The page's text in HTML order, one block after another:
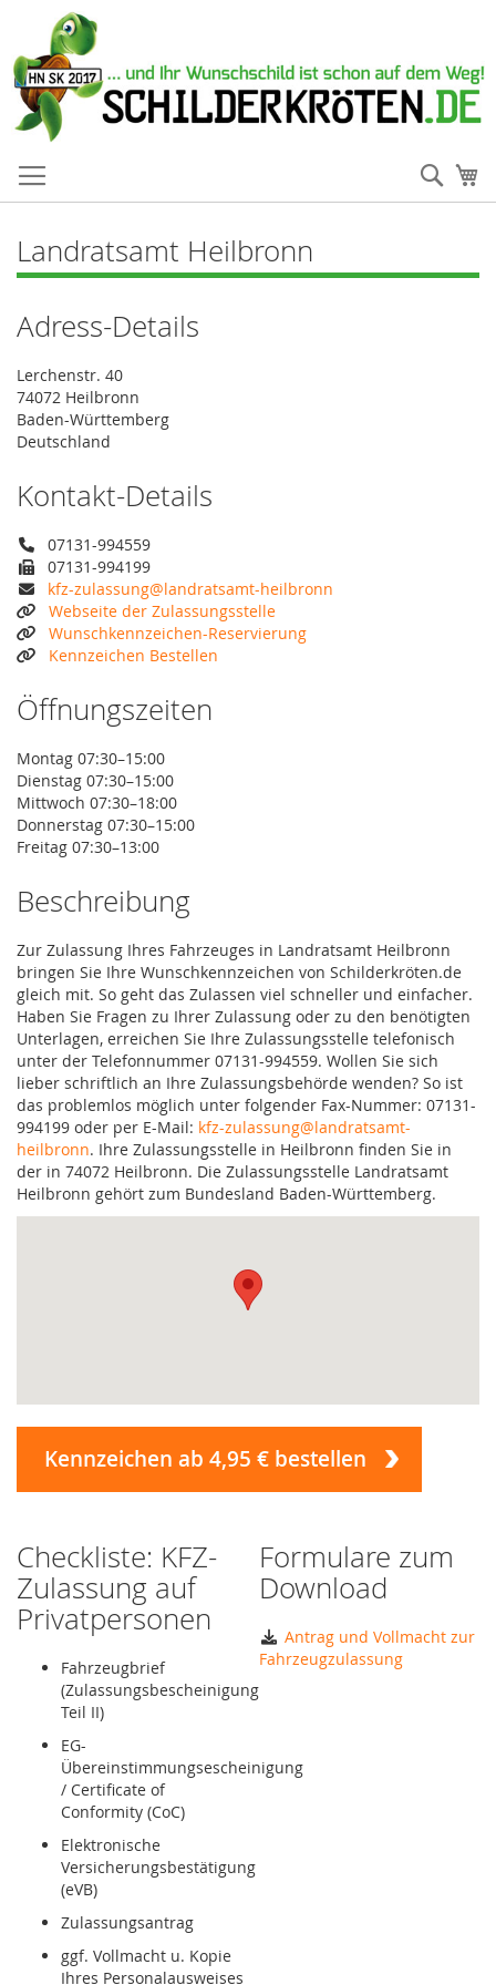
Landratsamt Heilbronn
Adress-Details
Lerchenstr. 40
74072 Heilbronn
Baden-Württemberg
Deutschland
Kontakt-Details
07131-994559
07131-994199
kfz-zulassung@landratsamt-heilbronn
Webseite der Zulassungsstelle
Wunschkennzeichen-Reservierung
Kennzeichen Bestellen
Öffnungszeiten
Montag 07:30–15:00
Dienstag 07:30–15:00
Mittwoch 07:30–18:00
Donnerstag 07:30–15:00
Freitag 07:30–13:00
Beschreibung
Zur Zulassung Ihres Fahrzeuges in Landratsamt Heilbronn
bringen Sie Ihre Wunschkennzeichen von Schilderkröten.de
gleich mit. So geht das Zulassen viel schneller und einfacher.
Haben Sie Fragen zu Ihrer Zulassung oder zu den benötigten
Unterlagen, erreichen Sie Ihre Zulassungsstelle telefonisch
unter der Telefonnummer 07131-994559. Wollen Sie sich
lieber schriftlich an Ihre Zulassungsbehörde wenden? So ist
das problemlos möglich unter folgender Fax-Nummer: 07131-
994199 oder per E-Mail: kfz-zulassung@landratsamt-
heilbronn. Ihre Zulassungsstelle in Heilbronn finden Sie in
der in 74072 Heilbronn. Die Zulassungsstelle Landratsamt
Heilbronn gehört zum Bundesland Baden-Württemberg.
Kennzeichen ab 4,95 € bestellen
Checkliste: KFZ-
Zulassung auf
Privatpersonen
Fahrzeugbrief
(Zulassungsbescheinigung
Teil II)
EG-
Übereinstimmungsescheinigung
/ Certificate of
Conformity (CoC)
Elektronische
Versicherungsbestätigung
(eVB)
Zulassungsantrag
ggf. Vollmacht u. Kopie
Ihres Personalausweises
Formulare zum
Download
Antrag und Vollmacht zur
Fahrzeugzulassung